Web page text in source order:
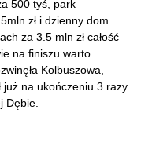
500 tyś, park
zł i dzienny dom
za 3.5 mln zł całość
na finiszu warto
Kolbuszowa,
już na ukończeniu 3 razy
Dębie.